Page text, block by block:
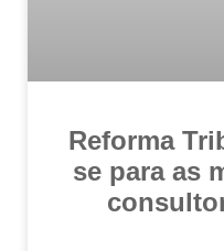
Reforma
se para as